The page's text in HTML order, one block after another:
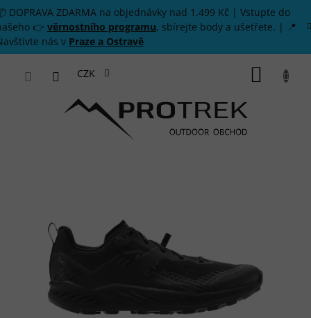
Přejít na obsah
DOPRAVA ZDARMA na objednávky nad 1.499 Kč | Vstupte do
👉 věrnostního programu, sbírejte body a ušetřete. | 📍
nás v Praze a Ostravě
CZK